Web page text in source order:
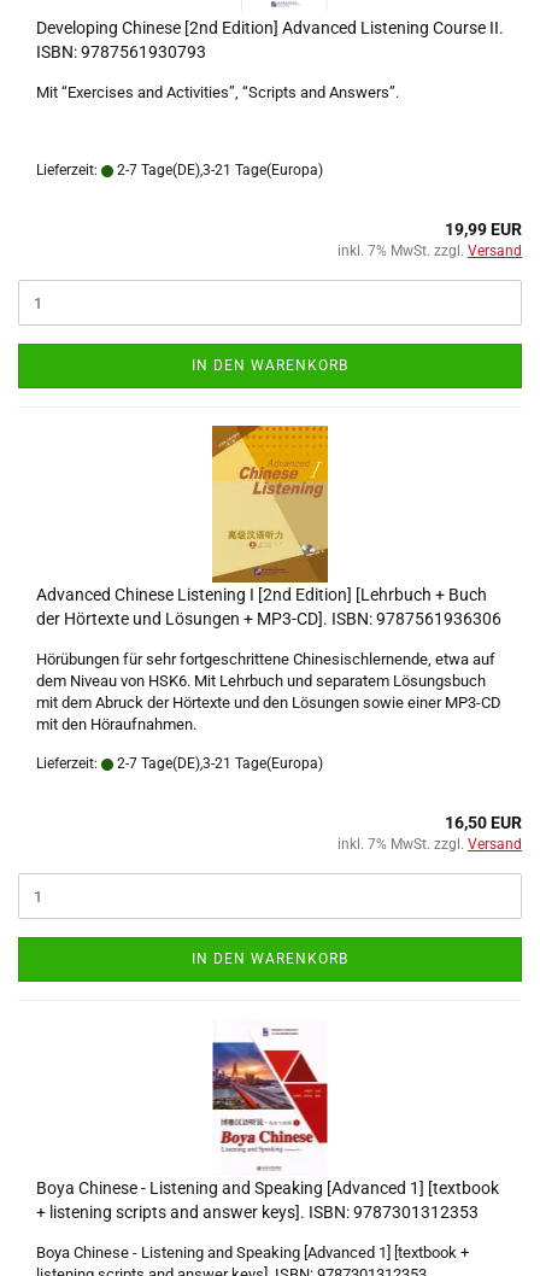
Developing Chinese [2nd Edition] Advanced Listening Course II.
ISBN: 9787561930793
Mit “Exercises and Activities”, “Scripts and Answers”.
Lieferzeit: 2-7 Tage(DE),3-21 Tage(Europa)
19,99 EUR
inkl. 7% MwSt. zzgl. Versand
IN DEN WARENKORB
Advanced Chinese Listening I [2nd Edition] [Lehrbuch + Buch
der Hörtexte und Lösungen + MP3-CD]. ISBN: 9787561936306
Hörübungen für sehr fortgeschrittene Chinesischlernende, etwa auf
dem Niveau von HSK6. Mit Lehrbuch und separatem Lösungsbuch
mit dem Abruck der Hörtexte und den Lösungen sowie einer MP3-CD
mit den Höraufnahmen.
Lieferzeit: 2-7 Tage(DE),3-21 Tage(Europa)
16,50 EUR
inkl. 7% MwSt. zzgl. Versand
IN DEN WARENKORB
Boya Chinese - Listening and Speaking [Advanced 1] [textbook
+ listening scripts and answer keys]. ISBN: 9787301312353
Boya Chinese - Listening and Speaking [Advanced 1] [textbook +